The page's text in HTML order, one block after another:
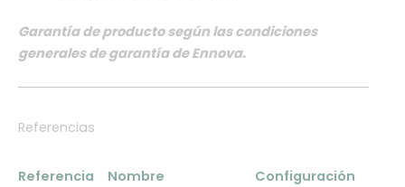
Garantía de producto según las condiciones
generales de garantía de Ennova.
Referencias
Referencia Nombre Configuración